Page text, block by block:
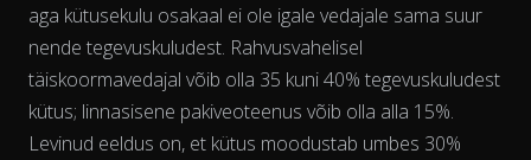
aga kütusekulu osakaal ei ole igale vedajale sama suur
nende tegevuskuludest. Rahvusvahelisel
täiskoormavedajal võib olla 35 kuni 40% tegevuskuludest
kütus; linnasisene pakiveoteenus võib olla alla 15%.
Levinud eeldus on, et kütus moodustab umbes 30%